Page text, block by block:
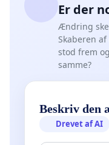
Er der
Ændring
Skaberen
stod frem
samme?
Beskriv den
Drevet af AI